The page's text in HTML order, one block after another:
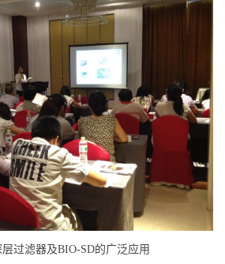
过滤器及BIO-SD的广泛应用